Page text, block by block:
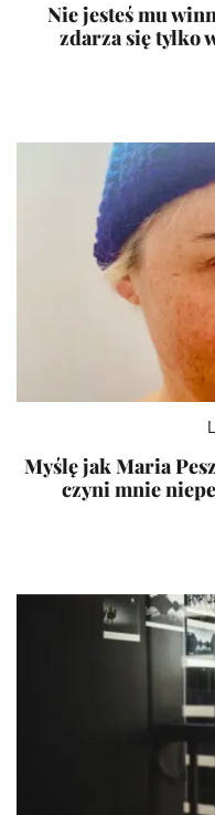
Nie jesteś mu
zdarza się tylko
Myślę jak Maria
czyni mnie